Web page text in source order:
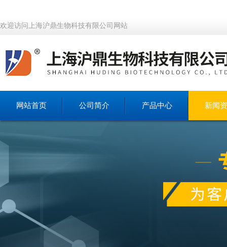
欢迎访问上海沪鼎生物科技有限公司网站
网站首页 公司简介 产品中心 新闻